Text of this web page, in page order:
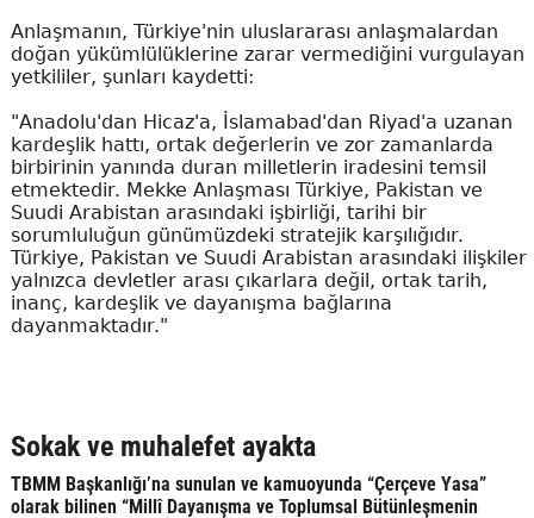
Anlaşmanın, Türkiye'nin uluslararası anlaşmalardan
doğan yükümlülüklerine zarar vermediğini vurgulayan
yetkililer, şunları kaydetti:
"Anadolu'dan Hicaz'a, İslamabad'dan Riyad'a uzanan
kardeşlik hattı, ortak değerlerin ve zor zamanlarda
birbirinin yanında duran milletlerin iradesini temsil
etmektedir. Mekke Anlaşması Türkiye, Pakistan ve
Suudi Arabistan arasındaki işbirliği, tarihi bir
sorumluluğun günümüzdeki stratejik karşılığıdır.
Türkiye, Pakistan ve Suudi Arabistan arasındaki ilişkiler
yalnızca devletler arası çıkarlara değil, ortak tarih,
inanç, kardeşlik ve dayanışma bağlarına
dayanmaktadır."
Sokak ve muhalefet ayakta
TBMM Başkanlığı’na sunulan ve kamuoyunda “Çerçeve Yasa”
olarak bilinen “Millî Dayanışma ve Toplumsal Bütünleşmenin